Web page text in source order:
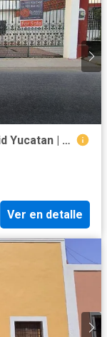
Edificio Comercial en Venta Valladolid Yucatan | Calle Principal | Bacalar
Ver en detalle